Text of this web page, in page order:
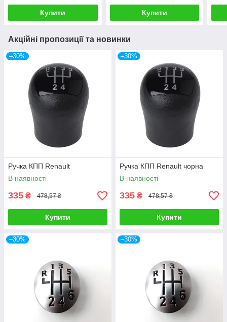
Купити Купити
Акційні пропозиції та новинки
–30%
Ручка КПП Renault
В наявності
335 ₴ 478,57 ₴
Купити
–30%
Ручка КПП Renault чорна
В наявності
335 ₴ 478,57 ₴
Купити
–30% –30%